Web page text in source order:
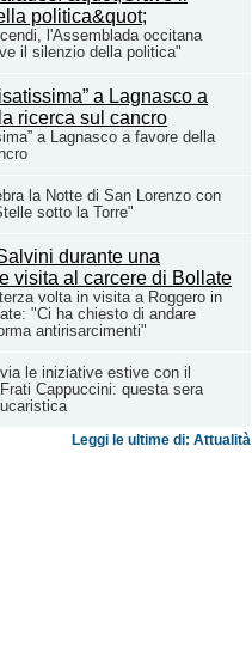
l'Assemblada occitana
il silenzio della politica"
a Lagnasco a favore della
la Notte di San Lorenzo con
sotto la Torre"
volta in visita a Roggero in
"Ci ha chiesto di andare
antirisarcimenti"
le iniziative estive con il
Cappuccini: questa sera
Leggi le ultime di: Attualità